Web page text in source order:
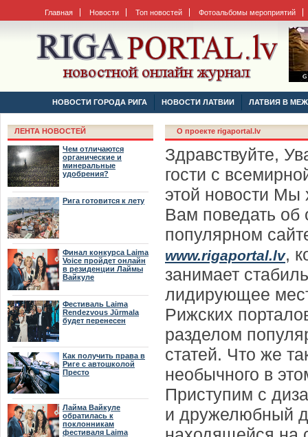
Главная Новости Топ новостей Фотоальбомы мероприятий
НОВОСТИ ГОРОДА РИГА НОВОСТИ ЛАТВИИ ЛАТВИЯ В
ЛЕНТА НОВОСТЕЙ
Чем отличаются
органические и
минеральные
удобрения?
Рига готовится к лету
Финал конкурса Laima
Voice пройдет онлайн
в резиденции Лаймы
Вайкуле
Фестиваль Laima
Rendezvous Jūrmala
будет перенесен
Как получить права в
Риге с автошколой
Престо
Лайма Вайкуле
обратилась к
поклонникам
фестиваля Laima
O проекте rigaportal.lv
Здравствуйте,
гости с
этой новости Мы
Вам поведать об
популярном
www.rigaportal.lv,
занимает
лидирующее
Рижских
разделом
статей. Что же
необычного в
Приступим с
и дружелюбный